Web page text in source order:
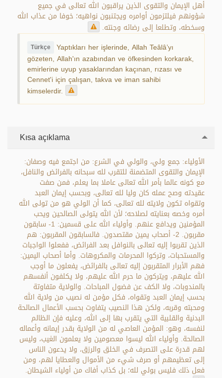
أهل الإيمان والتقوى الذين يراقبون الله تعالى في جميع
شؤونهم فيلتزمون أوامره ويجتنبون نواهيه؛ خوفا من عذاب الله
وسخطه، وتطلعا إلى رضائه وجنته.
Türkçe Yaptıkları her işlerinde, Allah Teâlâ’yı
gözeten, Allah'ın azabından ve öfkesinden korkarak,
emirlerine uyup yasaklarından kaçınan, rızası ve
Cennet'i için çalışan, takva ve iman sahibi
kimselerdir.
Kısa açıklama
الأولياء: جمع ولي، والولي في الشرع: من اجتمع فيه وصفان:
الإيمان والتقوى المتضمنة للتقرب لله سبحانه بالفرائض والنافل،
مع كونه عالما بأمر الله تعالى عاملا بما يعلم، فمن صفت
عقيدته وصح عمله كان وليا لله تعالى، وبحسب إيمان العبد
وتقواه تكون ولايته لله تعالى، كما أن الولي هو من تولى الله
أمره وخصه بعنايته لصلاحه؛ لأن الله يتولى الصالحين ويحب
المؤمنين ويدافع عنهم. وأولياء الله على قسمين: 1- سابقون
مقربون. 2- أصحاب يمين مقتصدون. فالسابقون المقربون: هم
الذين تقربوا إليه تعالى بالنوافل بعد الفرائض، ففعلوا الواجبات
والمستحبات، وتركوا المحرمات والمكروهات. وأما أصحاب اليمين:
فهم الأبرار المتقربون إليه تعالى بالفرائض، يفعلون ما أوجب
الله عليهم، ويتركون ما حرم الله عليهم، ولا يكلفون أنفسهم
بالمندوبات، ولا الكف عن فضول المباحات. والولاية متفاوتة
بحسب إيمان العبد وتقواه، فكل مؤمن له نصيب من ولاية الله
ومحبته وقربه، ولكن هذا النصيب يتفاوت بحسب الأعمال الصالحة
البدنية والقلبية التي يتقرب بها إلى الله، وعليه فإن الظالم
لنفسه، وهو: المؤمن العاصي له من الولاية بقدر إيمانه وأعماله
الصالحة. وأولياء الله ليسوا معصومين ولا يعلمون الغيب، وليس
لهم قدرة على التصرف في الخلق والرزق، ولا يدعون الناس
إلى تعظيمهم أو صرف شيء من الأموال والعطايا لهم، ومن
فعل ذلك فليس بولي لله؛ بل كذاب أفاك من أولياء الشيطان.